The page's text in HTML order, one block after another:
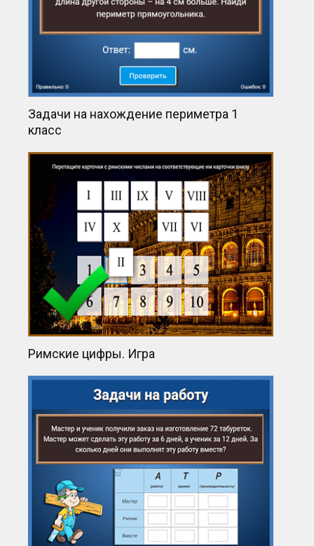
Задачи на нахождение периметра 1
класс
Римские цифры. Игра